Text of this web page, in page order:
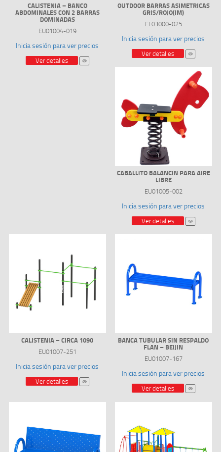
CALISTENIA – BANCO
ABDOMINALES CON 2 BARRAS
DOMINADAS
EU01004-019
Inicia sesión para ver precios
Ver detalles
OUTDOOR BARRAS ASIMETRICAS
GRIS/ROJO(IM)
FL03000-025
Inicia sesión para ver precios
Ver detalles
CABALLITO BALANCIN PARA AIRE
LIBRE
EU01005-002
Inicia sesión para ver precios
Ver detalles
CALISTENIA – CIRCA 1090
EU01007-251
Inicia sesión para ver precios
Ver detalles
BANCA TUBULAR SIN RESPALDO
FLAN – BEIJIN
EU01007-167
Inicia sesión para ver precios
Ver detalles